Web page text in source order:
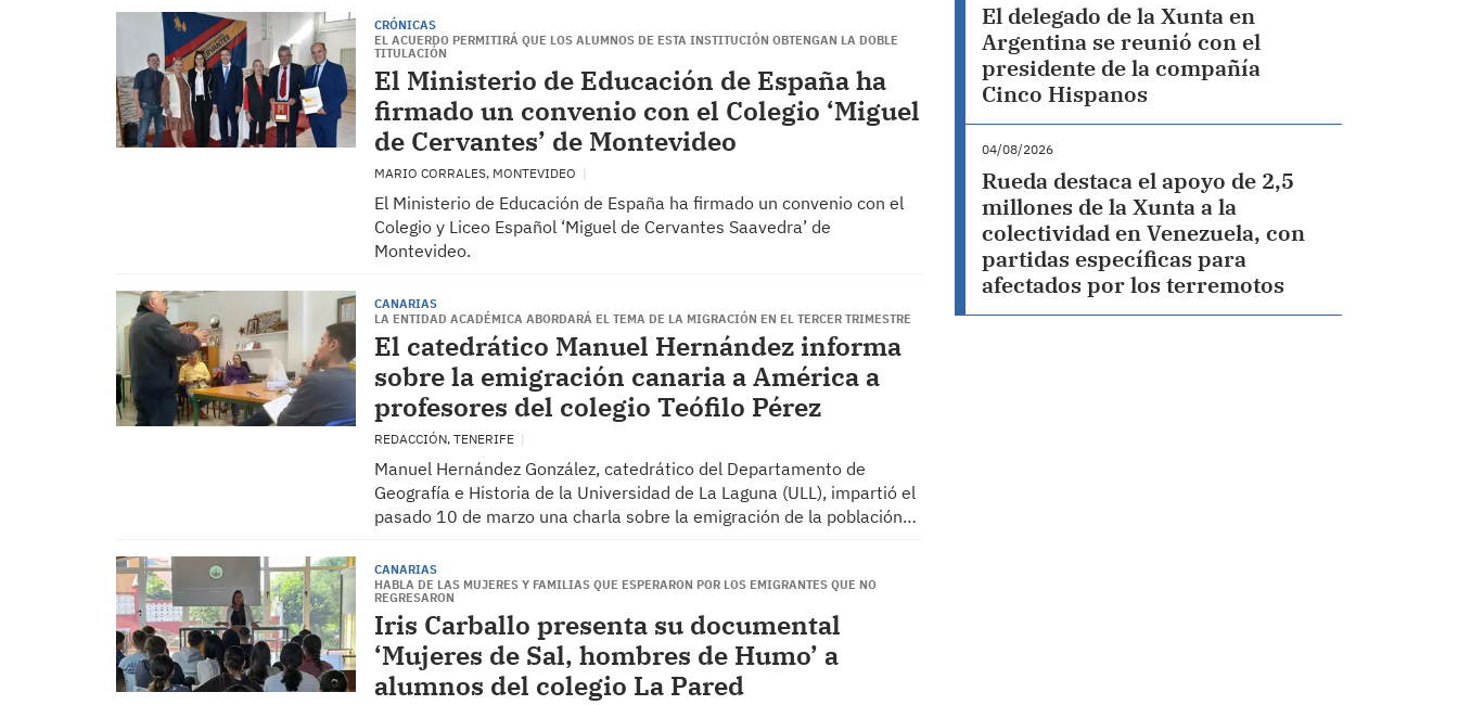
CRÓNICAS
EL ACUERDO PERMITIRÁ QUE LOS ALUMNOS DE ESTA INSTITUCIÓN OBTENGAN LA DOBLE
TITULACIÓN
El Ministerio de Educación de España ha
firmado un convenio con el Colegio ‘Miguel
de Cervantes’ de Montevideo
MARIO CORRALES, MONTEVIDEO
El Ministerio de Educación de España ha firmado un convenio con el
Colegio y Liceo Español ‘Miguel de Cervantes Saavedra’ de
Montevideo.
CANARIAS
LA ENTIDAD ACADÉMICA ABORDARÁ EL TEMA DE LA MIGRACIÓN EN EL TERCER TRIMESTRE
El catedrático Manuel Hernández informa
sobre la emigración canaria a América a
profesores del colegio Teófilo Pérez
REDACCIÓN, TENERIFE
Manuel Hernández González, catedrático del Departamento de
Geografía e Historia de la Universidad de La Laguna (ULL), impartió el
pasado 10 de marzo una charla sobre la emigración de la población…
CANARIAS
HABLA DE LAS MUJERES Y FAMILIAS QUE ESPERARON POR LOS EMIGRANTES QUE NO
REGRESARON
Iris Carballo presenta su documental
‘Mujeres de Sal, hombres de Humo’ a
alumnos del colegio La Pared
El delegado de la Xunta en
Argentina se reunió con el
presidente de la compañía
Cinco Hispanos
04/08/2026
Rueda destaca el apoyo de 2,5
millones de la Xunta a la
colectividad en Venezuela, con
partidas específicas para
afectados por los terremotos